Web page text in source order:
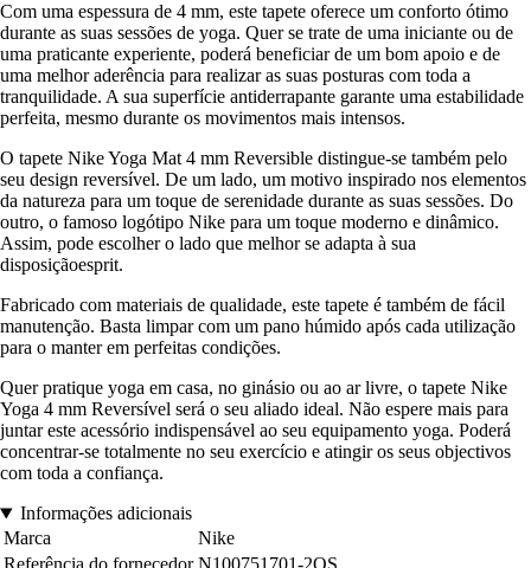
Com uma espessura de 4 mm, este tapete oferece um conforto ótimo
durante as suas sessões de yoga. Quer se trate de uma iniciante ou de
uma praticante experiente, poderá beneficiar de um bom apoio e de
uma melhor aderência para realizar as suas posturas com toda a
tranquilidade. A sua superfície antiderrapante garante uma estabilidade
perfeita, mesmo durante os movimentos mais intensos.
O tapete Nike Yoga Mat 4 mm Reversible distingue-se também pelo
seu design reversível. De um lado, um motivo inspirado nos elementos
da natureza para um toque de serenidade durante as suas sessões. Do
outro, o famoso logótipo Nike para um toque moderno e dinâmico.
Assim, pode escolher o lado que melhor se adapta à sua
disposiçãoesprit.
Fabricado com materiais de qualidade, este tapete é também de fácil
manutenção. Basta limpar com um pano húmido após cada utilização
para o manter em perfeitas condições.
Quer pratique yoga em casa, no ginásio ou ao ar livre, o tapete Nike
Yoga 4 mm Reversível será o seu aliado ideal. Não espere mais para
juntar este acessório indispensável ao seu equipamento yoga. Poderá
concentrar-se totalmente no seu exercício e atingir os seus objectivos
com toda a confiança.
Informações adicionais
Marca
Nike